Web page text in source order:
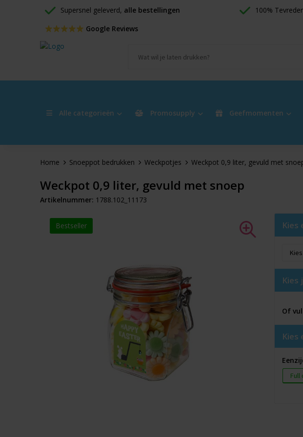
Supersnel geleverd, alle bestellingen 100%
Google Reviews
Alle categorieën Promosupply Geefmomenten
Home Snoeppot bedrukken Weckpotjes Weckpot 0,9 liter, gevuld met
Weckpot 0,9 liter, gevuld met snoep
Artikelnummer: 1788.102_11173
Bestseller Kies
Kies
Of
Kies
Full